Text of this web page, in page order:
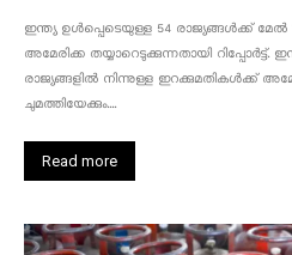
ഇന്ത്യ ഉൾപ്പെടെയുള്ള 54 രാജ്യങ്ങൾക്ക്
അമേരിക്ക തയ്യാറെടുക്കുന്നതായി
രാജ്യങ്ങളിൽ നിന്നുള്ള ഇറക്കുമതികൾക്ക്
ചുമത്തിയേക്കും....
Read more